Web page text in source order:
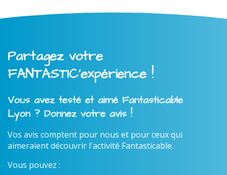
Partagez votre
FANTASTIC'expérience !
Vous avez testé et aimé Fantasticable
Lyon ? Donnez votre avis !
Vos avis comptent pour nous et pour ceux qui
aimeraient découvrir l'activité Fantasticable.
Vous pouvez :